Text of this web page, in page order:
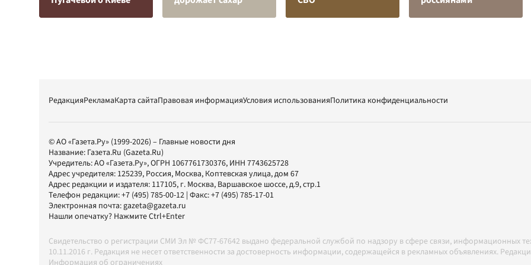
РедакцияРекламаКарта сайтаПравовая информацияУсловия использованияПолитика конфиденциальности
© АО «Газета.Ру» (1999-2026) – Главные новости дня
Название: Газета.Ru (Gazeta.Ru)
Учредитель:АО «Газета.Ру», ОГРН 1067761730376, ИНН 7743625728
Адрес учредителя: 125239, Россия, Москва, Коптевская улица, дом 67
Адрес редакции и издателя: 117105, г. Москва, Варшавское шоссе, д.9, стр.1
Телефон редакции:+7 (495) 785-00-12 | Факс:+7 (495) 785-17-01
Электронная почта:gazeta@gazeta.ru
Нашли опечатку? Нажмите Ctrl+Enter
Свидетельство о регистрации СМИ Эл № ФС77-67642 выдано федеральной службой по надзору в сфере связи, информационных
10.11.2016 г. Редакция не несет ответственности за достоверность информации, содержащейся в рекламных объявлениях.
Информация об ограничениях